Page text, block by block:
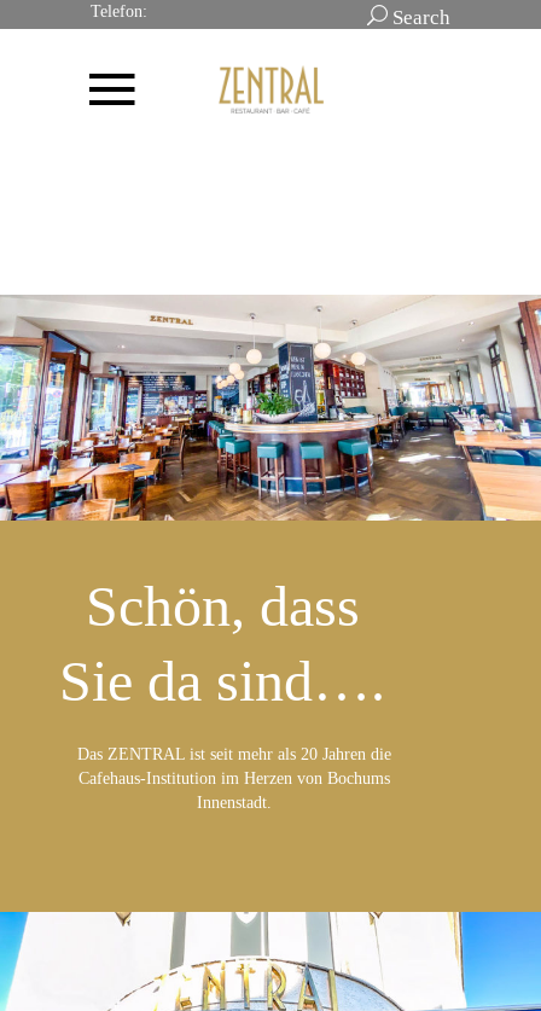
Telefon:
Search
Schön, dass
Sie da sind….
Das ZENTRAL ist seit mehr als 20 Jahren die
Cafehaus-Institution im Herzen von Bochums
Innenstadt.